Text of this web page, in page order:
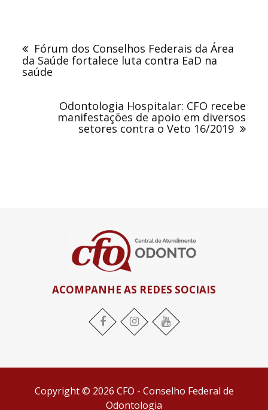
de
PostFórum dos Conselhos Federais da Área
da Saúde fortalece luta contra EaD na
saúde
Odontologia Hospitalar: CFO recebe
manifestações de apoio em diversos
setores contra o Veto 16/2019
ACOMPANHE AS REDES SOCIAIS
Facebook Instagram YouTube
Copyright © 2026 CFO - Conselho Federal de
Odontologia